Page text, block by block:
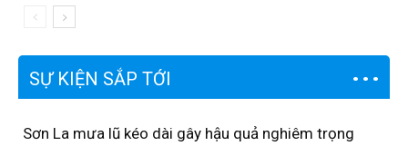
SỰ KIỆN SẮP TỚI
Sơn La mưa lũ kéo dài gây hậu quả nghiêm trọng